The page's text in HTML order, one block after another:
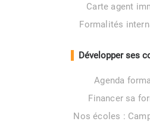
Carte agent
Formalités
Développer ses
Agenda
Financer sa
Nos écoles :